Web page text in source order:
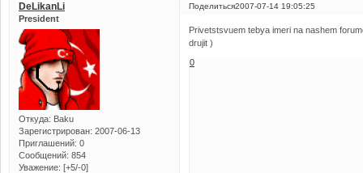
Поделиться2007-07-14 19:05:25
DeLikanLi
President
Откуда: Baku
Зарегистрирован: 2007-06-13
Приглашений: 0
Сообщений: 854
Уважение: [+5/-0]
Privetstsvuem tebya imeri na nashem
drujit )
0